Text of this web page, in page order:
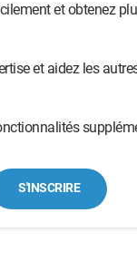
et obtenez
et aidez les
S'INSCRIRE